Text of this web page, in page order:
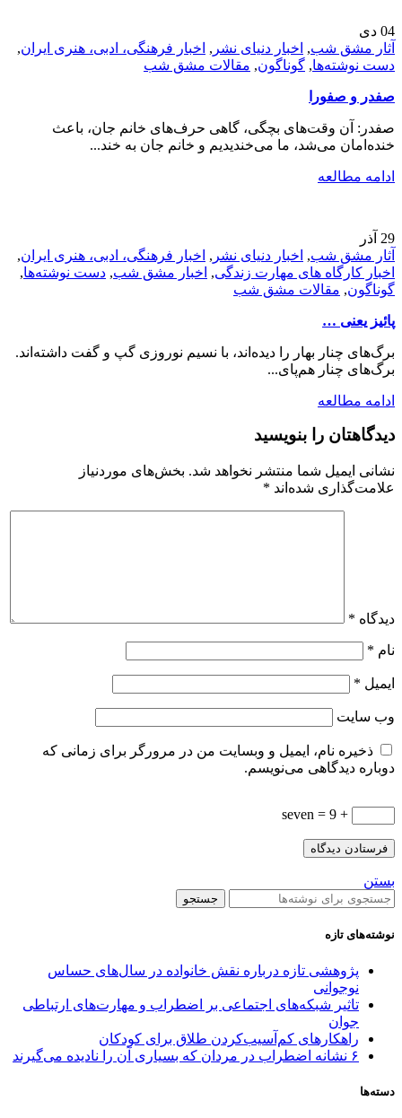
04 دی
آثار مشق شب, اخبار دنیای نشر , اخبار فرهنگی، ادبی، هنری ایران,
دست نوشته‌ها, گوناگون, مقالات مشق شب
صفدر و صفورا
صفدر: آن وقت‌های بچگی، گاهی حرف‌های خانم جان، باعث
خنده‌امان می‌شد، ما می‌خندیدیم و خانم جان به خند...
ادامه مطالعه
29 آذر
آثار مشق شب, اخبار دنیای نشر , اخبار فرهنگی، ادبی، هنری ایران,
اخبار کارگاه های مهارت زندگی, اخبار مشق شب, دست نوشته‌ها,
گوناگون, مقالات مشق شب
پائیز یعنی …
برگ‌های چنار بهار را دیده‌اند، با نسیم نوروزی گپ و گفت داشته‌اند.
برگ‌های چنار هم‌پای...
ادامه مطالعه
دیدگاهتان را بنویسید
نشانی ایمیل شما منتشر نخواهد شد. بخش‌های موردنیاز
علامت‌گذاری شده‌اند *
دیدگاه *
نام *
ایمیل *
وب‌ سایت
ذخیره نام، ایمیل و وبسایت من در مرورگر برای زمانی که
دوباره دیدگاهی می‌نویسم.
+ seven = 9
بستن
جستجو
نوشته‌های تازه
پژوهشی تازه درباره نقش خانواده در سال‌های حساس
نوجوانی
تاثیر شبکه‌های اجتماعی بر اضطراب و مهارت‌های ارتباطی
جوان
راهکارهای کم‌آسیب‌کردن طلاق برای کودکان
۶ نشانه اضطراب در مردان که بسیاری آن را نادیده می‌گیرند
دسته‌ها